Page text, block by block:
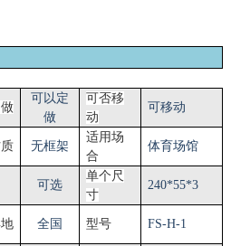
可以定
做
可否移
动
可移动
无框架
适用场
合
体育场馆
可选
单个尺
寸
240*55*3
全国 型号 FS-H-1